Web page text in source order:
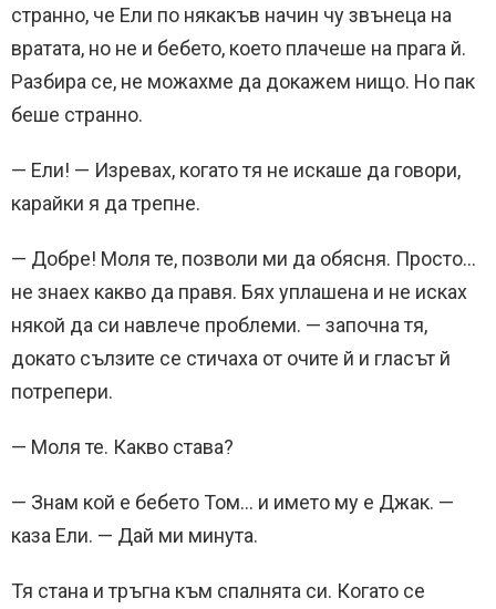
странно, че Ели по някакъв начин чу звънеца на
вратата, но не и бебето, което плачеше на прага й.
Разбира се, не можахме да докажем нищо. Но пак
беше странно.
— Ели! — Изревах, когато тя не искаше да говори,
карайки я да трепне.
— Добре! Моля те, позволи ми да обясня. Просто…
не знаех какво да правя. Бях уплашена и не исках
някой да си навлече проблеми. — започна тя,
докато сълзите се стичаха от очите й и гласът й
потрепери.
— Моля те. Какво става?
— Знам кой е бебето Том… и името му е Джак. —
каза Ели. — Дай ми минута.
Тя стана и тръгна към спалнята си. Когато се